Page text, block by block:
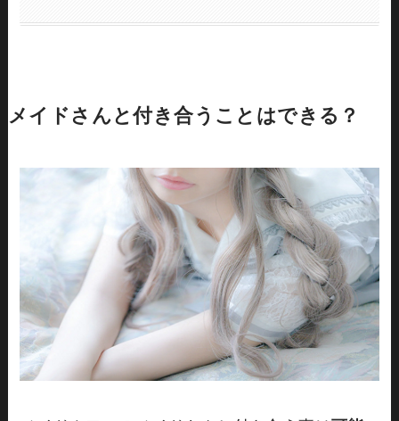
メイドさんと付き合うことはできる？